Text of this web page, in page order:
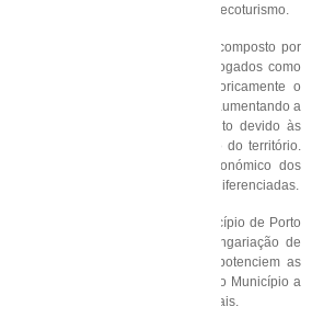
num encontro transnacional de ecoturismo.
Açores-Canárias (MAC) é composto por
a Portugal e Espanha e catalogados como
condição insular condicionou historicamente o
social e cultural destes territórios, aumentando a
dificultando o seu desenvolvimento devido às
a fragmentação e o isolamento do território.
distância ao restante espaço económico dos
levando a que haja necessidades diferenciadas.
da Madeira apenas o Município de Porto
sendo o objetivo primordial a angariação de
linha de apoio a projetos que potenciem as
à promoção turística, estando já o Município a
na área dos desportos radicais.